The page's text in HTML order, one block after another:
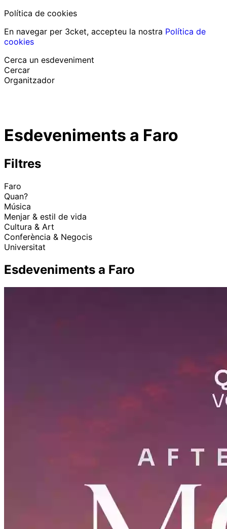
Política de cookies
En navegar per 3cket, accepteu la nostra Política de
cookies
Cerca un esdeveniment
Cercar
Organitzador
Suport al participantHe perdut la meva entrada
Esdeveniments a Faro
Filtres
Faro
Quan?
Música
Menjar & estil de vida
Cultura & Art
Conferència & Negocis
Universitat
Esdeveniments a Faro